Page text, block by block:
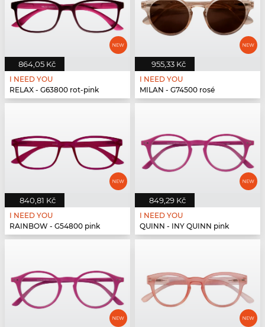
864,05 Kč
I NEED YOU
RELAX - G63800 rot-pink
955,33 Kč
I NEED YOU
MILAN - G74500 rosé
840,81 Kč
I NEED YOU
RAINBOW - G54800 pink
849,29 Kč
I NEED YOU
QUINN - INY QUINN pink